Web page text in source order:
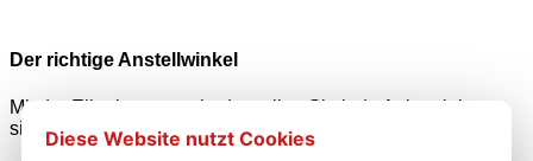
Der richtige Anstellwinkel
Mit der Ellenbogenmethode stellen Sie jede Anlegeleiter
sicher an.Diese Website nutzt Cookies